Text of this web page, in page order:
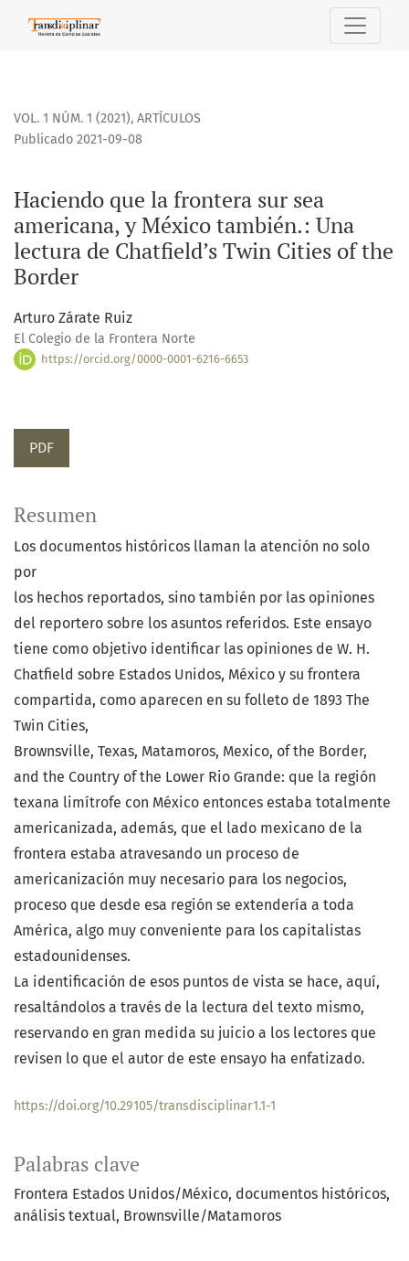
Haciendo que la frontera sur sea americana, y México
VOL. 1 NÚM. 1 (2021), ARTÍCULOS
Haciendo que la frontera sur sea
americana, y México también.: Una
lectura de Chatfield’s Twin Cities of the
Border
Publicado 2021-09-08
Arturo Zárate Ruiz
El Colegio de la Frontera Norte
https://orcid.org/0000-0001-6216-6653
PDF
Palabras clave
Frontera Estados Unidos/México documentos históricos
análisis textual Brownsville/Matamoros
Resumen
Los documentos históricos llaman la atención no solo
por
los hechos reportados, sino también por las opiniones
del reportero sobre los asuntos referidos. Este ensayo
tiene como objetivo identificar las opiniones de W. H.
Chatfield sobre Estados Unidos, México y su frontera
compartida, como aparecen en su folleto de 1893 The
Twin Cities,
Brownsville, Texas, Matamoros, Mexico, of the Border,
and the Country of the Lower Rio Grande: que la región
texana limítrofe con México entonces estaba totalmente
americanizada, además, que el lado mexicano de la
frontera estaba atravesando un proceso de
americanización muy necesario para los negocios,
proceso que desde esa región se extendería a toda
América, algo muy conveniente para los capitalistas
estadounidenses.
La identificación de esos puntos de vista se hace, aquí,
resaltándolos a través de la lectura del texto mismo,
reservando en gran medida su juicio a los lectores que
revisen lo que el autor de este ensayo ha enfatizado.
https://doi.org/10.29105/transdisciplinar1.1-1